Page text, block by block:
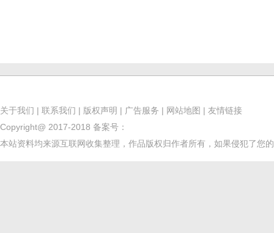
关于我们 | 联系我们 | 版权声明 | 广告服务 | 网站地图 | 友情链接
Copyright@ 2017-2018 备案号：
本站资料均来源互联网收集整理，作品版权归作者所有，如果侵犯了您